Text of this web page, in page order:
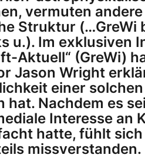
vermuten
Struktur (…GreWi
u.). Im exklusiven
Aktuell“ (GreWi)
Jason Wright
einer
Nachdem es
Interesse an
hatte, fühlt
missverstanden.